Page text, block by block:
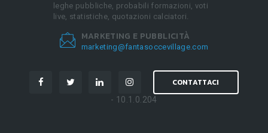
leghe pubbliche, probabili formazioni, voti
live, statistiche, quotazioni calciatori.
MARKETING E PUBBLICITÀ
marketing@fantasoccevillage.com
CONTATTACI
- 10.1.0.204